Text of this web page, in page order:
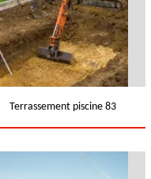
Terrassement piscine 83